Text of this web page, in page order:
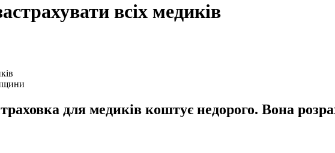
всіх медиків
для медиків коштує недорого. Вона